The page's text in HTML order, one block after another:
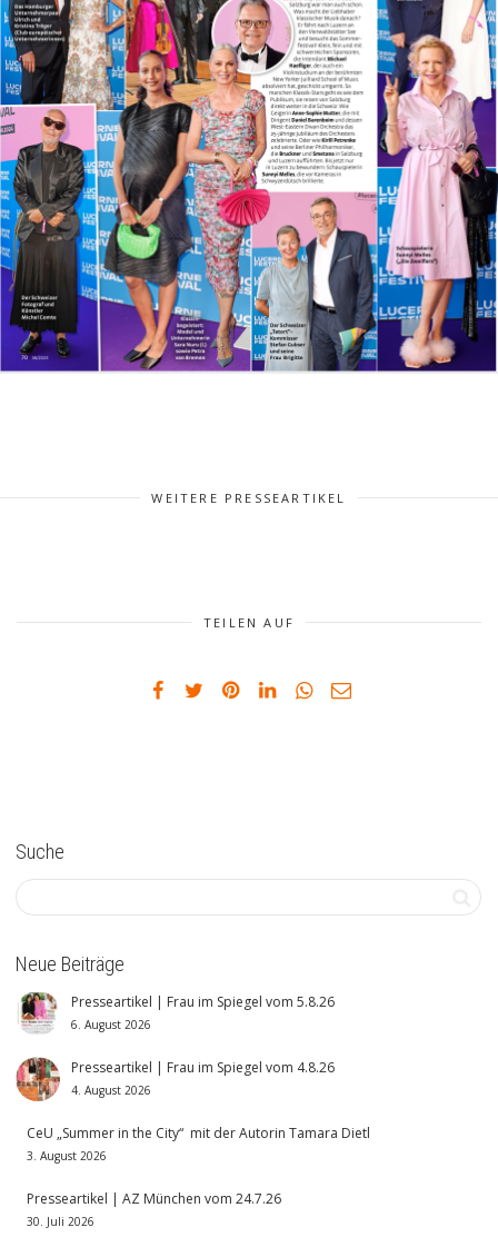
WEITERE PRESSEARTIKEL
TEILEN AUF
Suche
Neue Beiträge
Presseartikel | Frau im Spiegel vom 5.8.26
6. August 2026
Presseartikel | Frau im Spiegel vom 4.8.26
4. August 2026
CeU „Summer in the City“ mit der Autorin Tamara Dietl
3. August 2026
Presseartikel | AZ München vom 24.7.26
30. Juli 2026